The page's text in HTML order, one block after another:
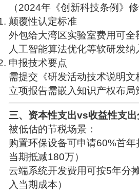
（2024年《创新科技条例》修
颠覆性认定标准
外包给大湾区实验室费用可全
人工智能算法优化等软研发纳
申报技术要点
需提交《研发活动技术说明文
立项报告需嵌入知识产权布局
三、资本性支出vs收益性支
被低估的节税场景：
购置环保设备可申请60%首
当期抵减180万）
云端系统开发费用可按5年分
入当期成本）